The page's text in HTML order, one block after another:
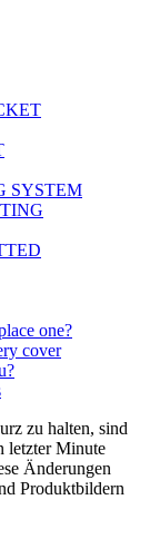
SYSTEM
one?
cover
zu halten, sind
letzter Minute
Änderungen
Produktbildern